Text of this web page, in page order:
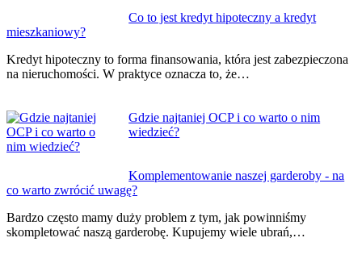
Co to jest kredyt hipoteczny a kredyt
mieszkaniowy?
Kredyt hipoteczny to forma finansowania, która jest zabezpieczona
na nieruchomości. W praktyce oznacza to, że…
Gdzie najtaniej OCP i co warto o nim
wiedzieć?
Komplementowanie naszej garderoby - na
co warto zwrócić uwagę?
Bardzo często mamy duży problem z tym, jak powinniśmy
skompletować naszą garderobę. Kupujemy wiele ubrań,…